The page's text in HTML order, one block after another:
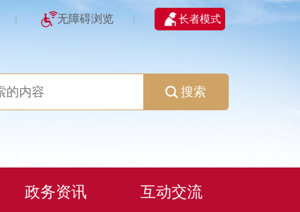
| 无障碍浏览 | 长者模式
搜索
政务资讯 互动交流